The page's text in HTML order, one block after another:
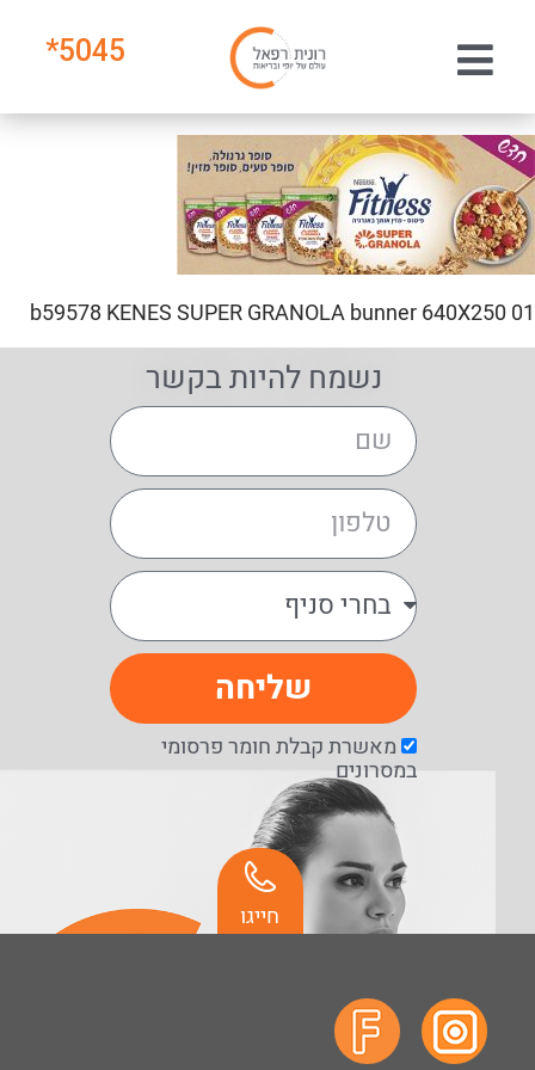
5045
*
b59578 KENES SUPER GRANOLA bunner 640X250 01
נשמח להיות בקשר
מאשרת קבלת חומר פרסומי
במסרונים
שליחה
חייגו